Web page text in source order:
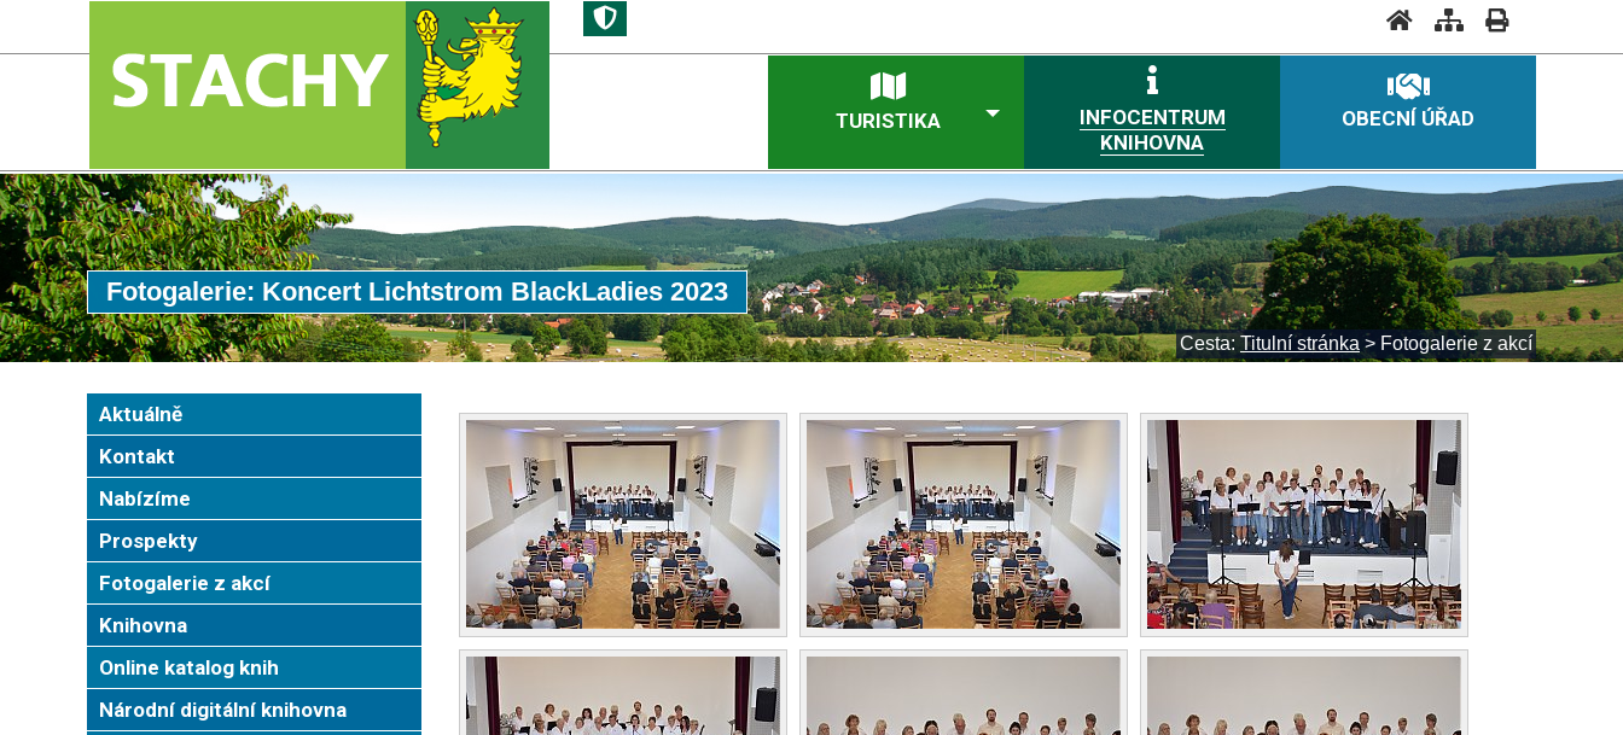
TURISTIKA
INFOCENTRUM
KNIHOVNA
OBECNÍ ÚŘAD
Fotogalerie: Koncert Lichtstrom BlackLadies 2023
Cesta: Titulní stránka > Fotogalerie z akcí
Aktuálně
Kontakt
Nabízíme
Prospekty
Fotogalerie z akcí
Knihovna
Online katalog knih
Národní digitální knihovna